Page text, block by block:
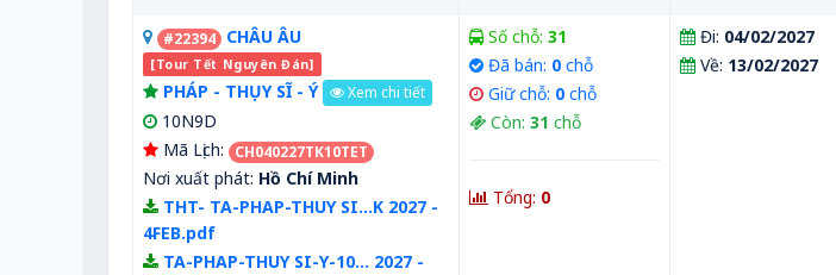
#22394 CHÂU ÂU
[Tour Tết Nguyên Đán]
PHÁP - THỤY SĨ - Ý Xem chi tiết
10N9D
Mã Lịch:
CH040227TK10TET
Nơi xuất phát: Hồ Chí Minh
THT- TA-PHAP-THUY SI...K 2027 -
4FEB.pdf
TA-PHAP-THUY SI-Y-10... 2027 -
Số chỗ: 31
Đã bán: 0 chỗ
Giữ chỗ: 0 chỗ
Còn: 31 chỗ
Tổng: 0
Đi: 04/02/2027
Về: 13/02/2027